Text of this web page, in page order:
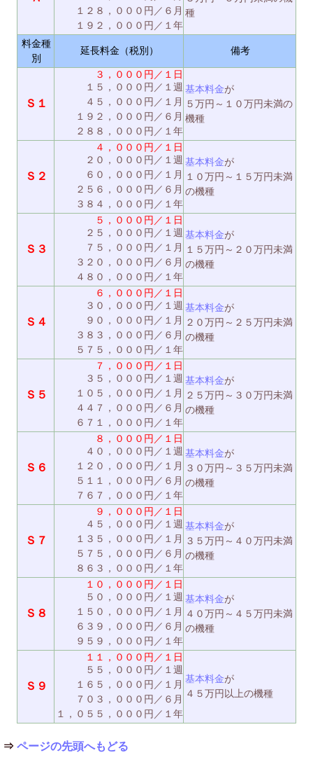
１２８，０００円／６月
１９２，０００円／１年
種
料金種
別
延長料金（税別） 備考
Ｓ１
３，０００円／１日
１５，０００円／１週
４５，０００円／１月
１９２，０００円／６月
２８８，０００円／１年
基本料金が
５万円～１０万円未満の
機種
Ｓ２
４，０００円／１日
２０，０００円／１週
６０，０００円／１月
２５６，０００円／６月
３８４，０００円／１年
基本料金が
１０万円～１５万円未満
の機種
Ｓ３
５，０００円／１日
２５，０００円／１週
７５，０００円／１月
３２０，０００円／６月
４８０，０００円／１年
基本料金が
１５万円～２０万円未満
の機種
Ｓ４
６，０００円／１日
３０，０００円／１週
９０，０００円／１月
３８３，０００円／６月
５７５，０００円／１年
基本料金が
２０万円～２５万円未満
の機種
Ｓ５
７，０００円／１日
３５，０００円／１週
１０５，０００円／１月
４４７，０００円／６月
６７１，０００円／１年
基本料金が
２５万円～３０万円未満
の機種
Ｓ６
８，０００円／１日
４０，０００円／１週
１２０，０００円／１月
５１１，０００円／６月
７６７，０００円／１年
基本料金が
３０万円～３５万円未満
の機種
Ｓ７
９，０００円／１日
４５，０００円／１週
１３５，０００円／１月
５７５，０００円／６月
８６３，０００円／１年
基本料金が
３５万円～４０万円未満
の機種
Ｓ８
１０，０００円／１日
５０，０００円／１週
１５０，０００円／１月
６３９，０００円／６月
９５９，０００円／１年
基本料金が
４０万円～４５万円未満
の機種
Ｓ９
１１，０００円／１日
５５，０００円／１週
１６５，０００円／１月
７０３，０００円／６月
１，０５５，０００円／１年
基本料金が
４５万円以上の機種
⇒ページの先頭へもどる